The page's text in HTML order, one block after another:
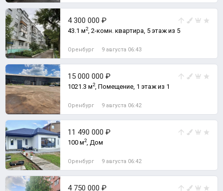
4 300 000 ₽
43.1 м2, 2-комн. квартира, 5 этаж из 5
Оренбург 9 августа 06:43
15 000 000 ₽
1021.3 м2, Помещение, 1 этаж из 1
Оренбург 9 августа 06:42
11 490 000 ₽
100 м2, Дом
Оренбург 9 августа 06:42
4 750 000 ₽